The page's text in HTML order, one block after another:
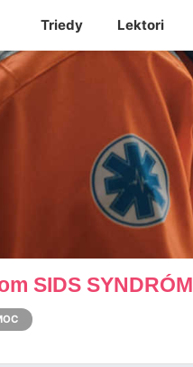
Triedy Lektori
SIDS SYNDRÓM